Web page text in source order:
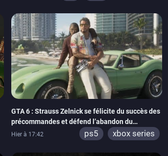
stadia
ps4
xbox one
GTA 6 : Strauss Zelnick se félicite du succès des
précommandes et défend l’abandon du
physique
Hier à 17:42 ps5 xbox series